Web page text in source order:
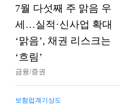
7월 다섯째 주 맑음 우
세…실적·신사업 확대
‘맑음’, 채권 리스크는
‘흐림’
금융/증권
보험업계기상도